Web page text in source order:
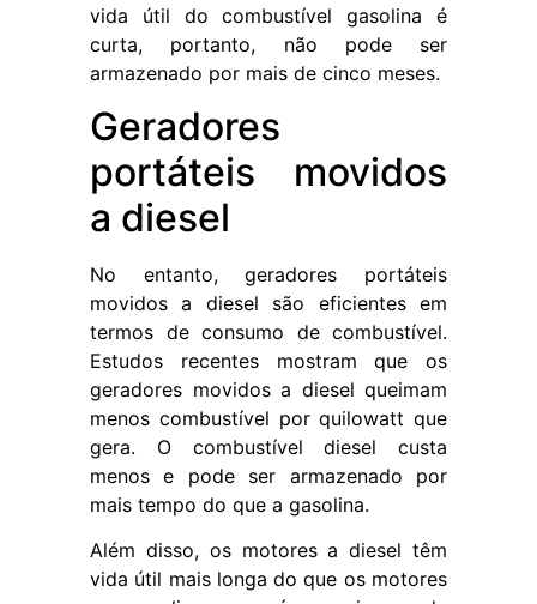
vida útil do combustível gasolina é
curta, portanto, não pode ser
armazenado por mais de cinco meses.
Geradores
portáteis movidos
a diesel
No entanto, geradores portáteis
movidos a diesel são eficientes em
termos de consumo de combustível.
Estudos recentes mostram que os
geradores movidos a diesel queimam
menos combustível por quilowatt que
gera. O combustível diesel custa
menos e pode ser armazenado por
mais tempo do que a gasolina.
Além disso, os motores a diesel têm
vida útil mais longa do que os motores